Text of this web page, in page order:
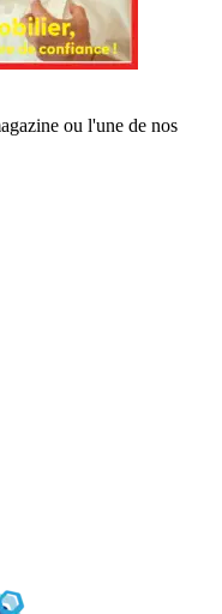
ou l'une de nos